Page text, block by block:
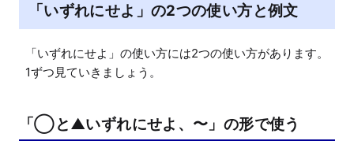
「いずれにせよ」の2つの使い方と例文
「いずれにせよ」の使い方には2つの使い方があります。
1ずつ見ていきましょう。
「◯と▲いずれにせよ、〜」の形で使う